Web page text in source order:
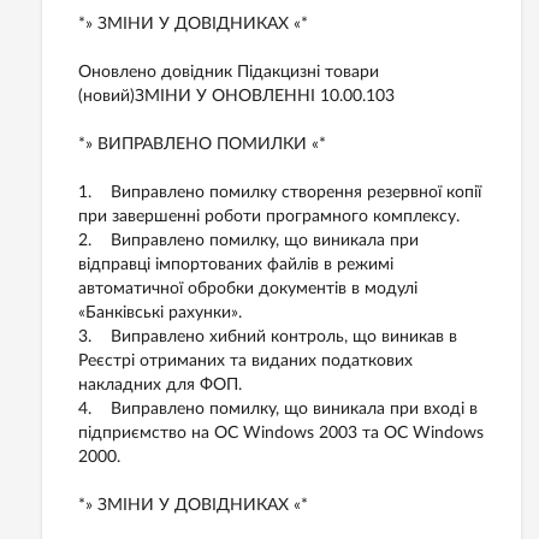
*» ЗМІНИ У ДОВІДНИКАХ «*
Оновлено довідник Підакцизні товари
(новий)ЗМІНИ У ОНОВЛЕННІ 10.00.103
*» ВИПРАВЛЕНО ПОМИЛКИ «*
1. Виправлено помилку створення резервної копії
при завершенні роботи програмного комплексу.
2. Виправлено помилку, що виникала при
відправці імпортованих файлів в режимі
автоматичної обробки документів в модулі
«Банківські рахунки».
3. Виправлено хибний контроль, що виникав в
Реєстрі отриманих та виданих податкових
накладних для ФОП.
4. Виправлено помилку, що виникала при вході в
підприємство на ОС Windows 2003 та ОС Windows
2000.
*» ЗМІНИ У ДОВІДНИКАХ «*